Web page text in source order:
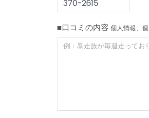
■口コミの内容 個人情報、